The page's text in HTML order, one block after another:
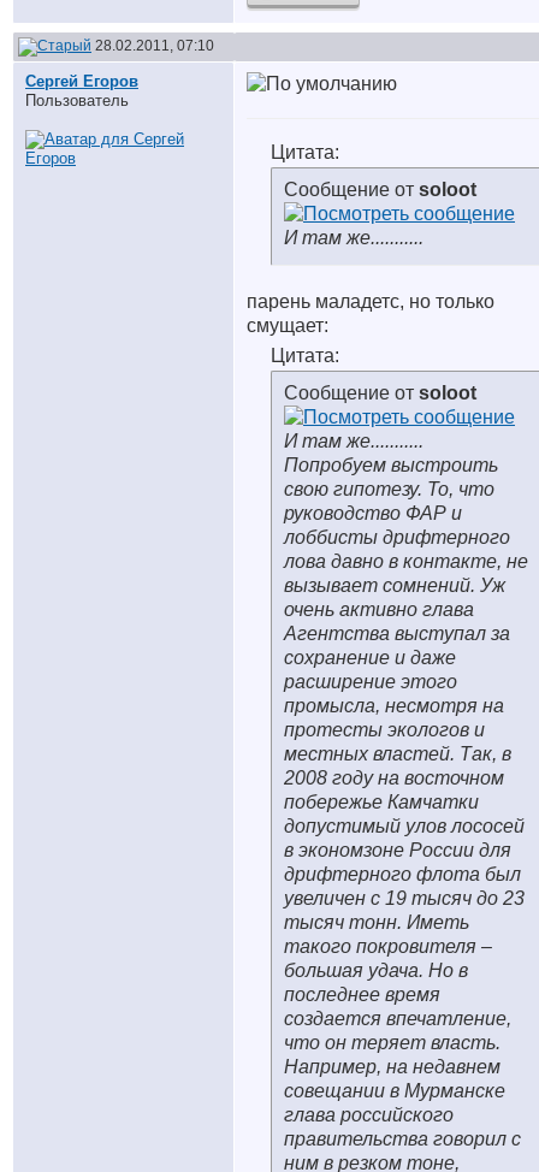
28.02.2011, 07:10
Сергей Егоров
Пользователь
Цитата:
Сообщение от soloot
И там же...........
парень маладетс, но только
смущает:
Цитата:
Сообщение от soloot
И там же...........
Попробуем выстроить
свою гипотезу. То, что
руководство ФАР и
лоббисты дрифтерного
лова давно в контакте, не
вызывает сомнений. Уж
очень активно глава
Агентства выступал за
сохранение и даже
расширение этого
промысла, несмотря на
протесты экологов и
местных властей. Так, в
2008 году на восточном
побережье Камчатки
допустимый улов лососей
в экономзоне России для
дрифтерного флота был
увеличен с 19 тысяч до 23
тысяч тонн. Иметь
такого покровителя –
большая удача. Но в
последнее время
создается впечатление,
что он теряет власть.
Например, на недавнем
совещании в Мурманске
глава российского
правительства говорил с
ним в резком тоне,